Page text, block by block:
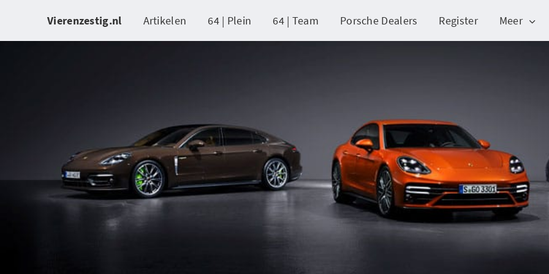
Vierenzestig.nl Artikelen 64 | Plein 64 | Team Porsche Dealers Register Meer